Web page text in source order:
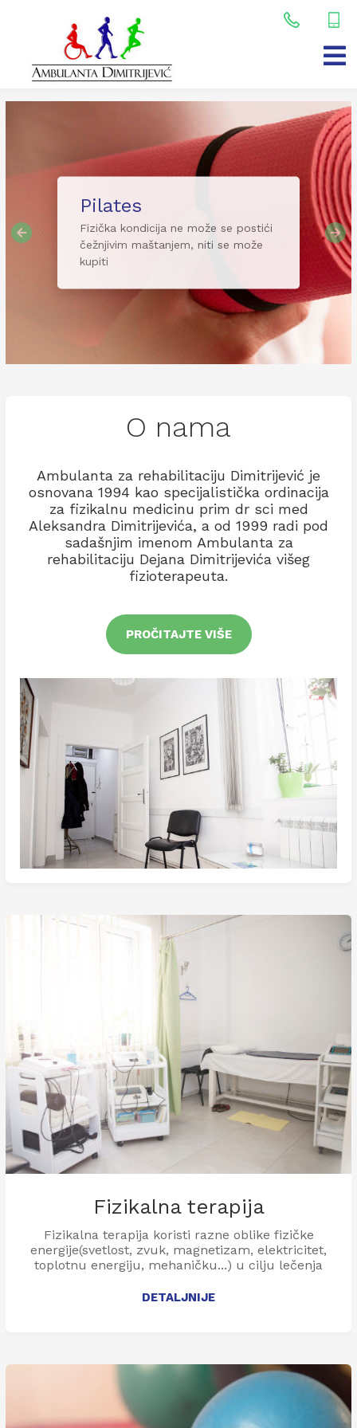
Fizikalna terapija
Fizikalna terapija koristi razne oblike
fizičke energije u cilju lečenja
oboljenja, povreda i njihovih
Previous
O nama
Ambulanta za rehabilitaciju Dimitrijević je
osnovana 1994 kao specijalistička ordinacija
za fizikalnu medicinu prim dr sci med
Aleksandra Dimitrijevića, a od 1999 radi pod
sadašnjim imenom Ambulanta za
rehabilitaciju Dejana Dimitrijevića višeg
fizioterapeuta.
PROČITAJTE VIŠE
Fizikalna terapija
Fizikalna terapija koristi razne oblike fizičke
energije(svetlost, zvuk, magnetizam, elektricitet,
toplotnu energiju, mehaničku...) u cilju lečenja
DETALJNIJE